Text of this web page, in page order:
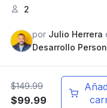
manejo en
Illinois
2
por Julio Herrera
Desarrollo
$149.99
$99.99